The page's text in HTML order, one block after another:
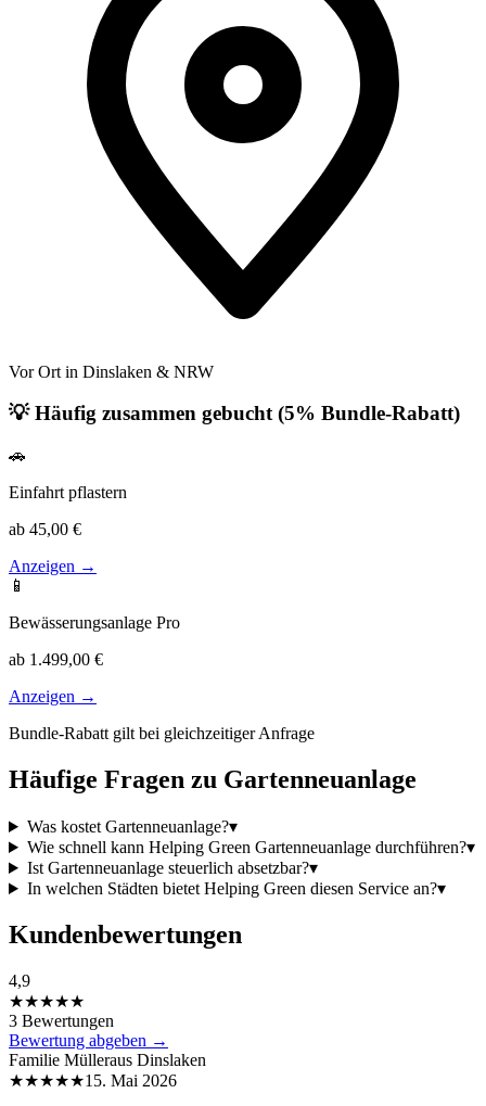
Vor Ort in Dinslaken & NRW
💡 Häufig zusammen gebucht (5% Bundle-Rabatt)
🚗
Einfahrt pflastern
ab 45,00 €
Anzeigen →
📱
Bewässerungsanlage Pro
ab 1.499,00 €
Anzeigen →
Bundle-Rabatt gilt bei gleichzeitiger Anfrage
Häufige Fragen zu Gartenneuanlage
Was kostet Gartenneuanlage?▾
Wie schnell kann Helping Green Gartenneuanlage durchführen?▾
Ist Gartenneuanlage steuerlich absetzbar?▾
In welchen Städten bietet Helping Green diesen Service an?▾
Kundenbewertungen
4,9
★★★★★
3 Bewertungen
Bewertung abgeben →
Familie Mülleraus Dinslaken
★★★★★15. Mai 2026